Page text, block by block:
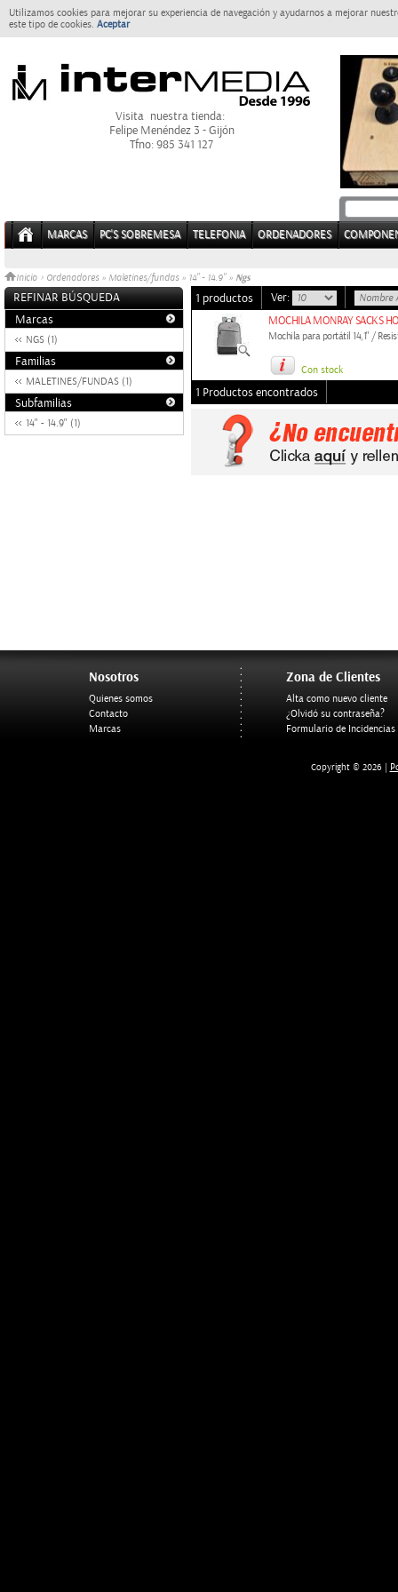
Utilizamos cookies para mejorar su experiencia de navegación y ayudarnos a mejorar
este tipo de cookies. Aceptar
Visita nuestra tienda:
Felipe Menéndez 3 - Gijón
Tfno: 985 341 127
MARCAS PC'S SOBREMESA TELEFONIA ORDENADORES
Inicio > Ordenadores » Maletines/fundas » 14" - 14.9"» Ngs
REFINAR BÚSQUEDA
Marcas
NGS (1)
Familias
MALETINES/FUNDAS (1)
Subfamilias
14" - 14.9" (1)
1 productos Ver:
MOCHILA MONRAY SACKS
Mochila para portátil 14,1" /
Con stock
1 Productos encontrados
Nosotros
Quienes somos
Contacto
Marcas
Zona de Clientes
Alta como nuevo cliente
¿Olvidó su contraseña?
Formulario de Incidencias
Copyright © 2026 |